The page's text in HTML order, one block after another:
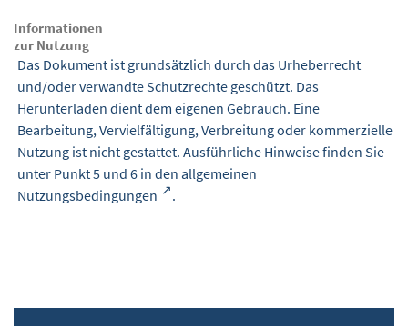
Informationen
zur Nutzung
Das Dokument ist grundsätzlich durch das Urheberrecht
und/oder verwandte Schutzrechte geschützt. Das
Herunterladen dient dem eigenen Gebrauch. Eine
Bearbeitung, Vervielfältigung, Verbreitung oder kommerzielle
Nutzung ist nicht gestattet. Ausführliche Hinweise finden Sie
unter Punkt 5 und 6 in den allgemeinen
Nutzungsbedingungen
.